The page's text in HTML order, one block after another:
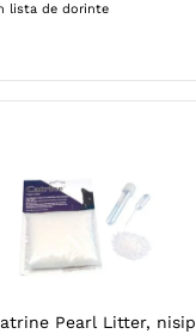
lista de dorinte
Pearl Litter, nisip